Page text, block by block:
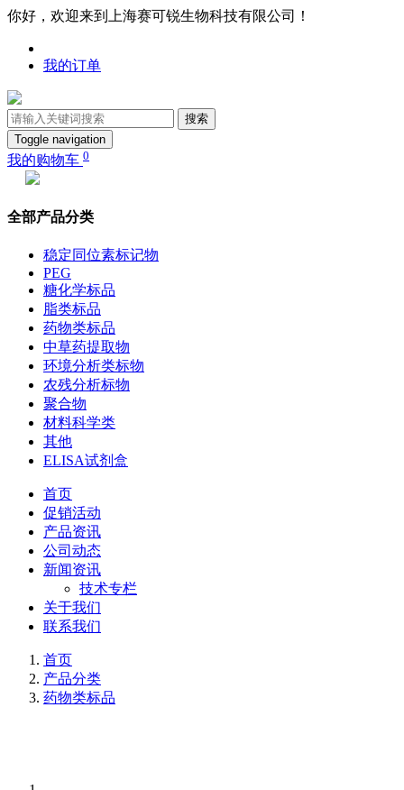
你好，欢迎来到上海赛可锐生物科技有限公司！
我的订单
搜索
Toggle navigation
我的购物车 0
全部产品分类
稳定同位素标记物
PEG
糖化学标品
脂类标品
药物类标品
中草药提取物
环境分析类标物
农残分析标物
聚合物
材料科学类
其他
ELISA试剂盒
首页
促销活动
产品资讯
公司动态
新闻资讯
技术专栏
关于我们
联系我们
首页
产品分类
药物类标品